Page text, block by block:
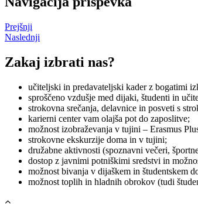
Prejšnji
Naslednji
Zakaj izbrati nas?
učiteljski in predavateljski kader z bogatimi
sproščeno vzdušje med dijaki, študenti in
strokovna srečanja, delavnice in posveti s
karierni center vam olajša pot do zaposlitve;
možnost izobraževanja v tujini – Erasmus
strokovne ekskurzije doma in v tujini;
družabne aktivnosti (spoznavni večeri,
dostop z javnimi potniškimi sredstvi in
možnost bivanja v dijaškem in študentskem
možnost toplih in hladnih obrokov (tudi